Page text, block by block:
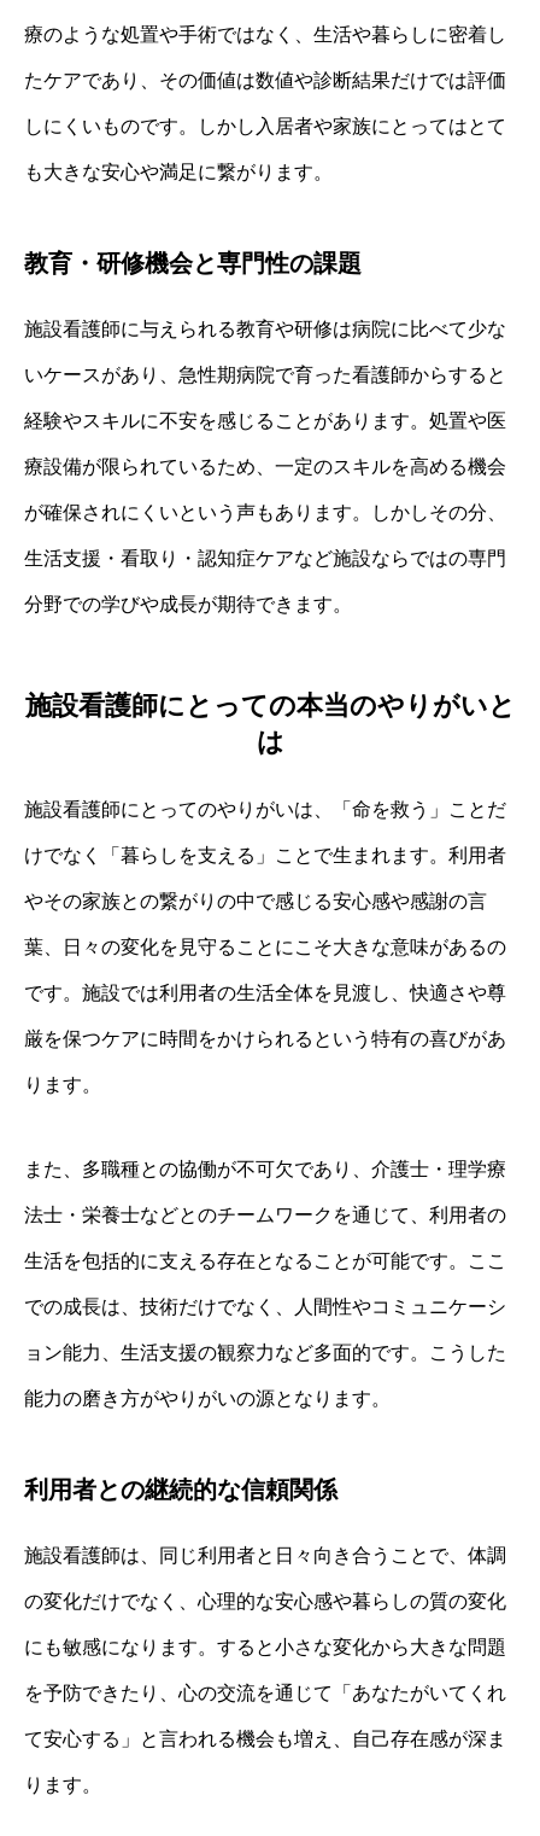
療のような処置や手術ではなく、生活や暮らしに密着し
たケアであり、その価値は数値や診断結果だけでは評価
しにくいものです。しかし入居者や家族にとってはとて
も大きな安心や満足に繋がります。
教育・研修機会と専門性の課題
施設看護師に与えられる教育や研修は病院に比べて少な
いケースがあり、急性期病院で育った看護師からすると
経験やスキルに不安を感じることがあります。処置や医
療設備が限られているため、一定のスキルを高める機会
が確保されにくいという声もあります。しかしその分、
生活支援・看取り・認知症ケアなど施設ならではの専門
分野での学びや成長が期待できます。
施設看護師にとっての本当のやりがいと
は
施設看護師にとってのやりがいは、「命を救う」ことだ
けでなく「暮らしを支える」ことで生まれます。利用者
やその家族との繋がりの中で感じる安心感や感謝の言
葉、日々の変化を見守ることにこそ大きな意味があるの
です。施設では利用者の生活全体を見渡し、快適さや尊
厳を保つケアに時間をかけられるという特有の喜びがあ
ります。
また、多職種との協働が不可欠であり、介護士・理学療
法士・栄養士などとのチームワークを通じて、利用者の
生活を包括的に支える存在となることが可能です。ここ
での成長は、技術だけでなく、人間性やコミュニケーシ
ョン能力、生活支援の観察力など多面的です。こうした
能力の磨き方がやりがいの源となります。
利用者との継続的な信頼関係
施設看護師は、同じ利用者と日々向き合うことで、体調
の変化だけでなく、心理的な安心感や暮らしの質の変化
にも敏感になります。すると小さな変化から大きな問題
を予防できたり、心の交流を通じて「あなたがいてくれ
て安心する」と言われる機会も増え、自己存在感が深ま
ります。